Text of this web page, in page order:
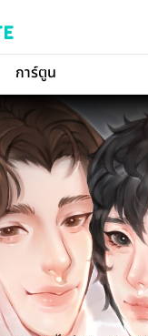
การ์ตูน